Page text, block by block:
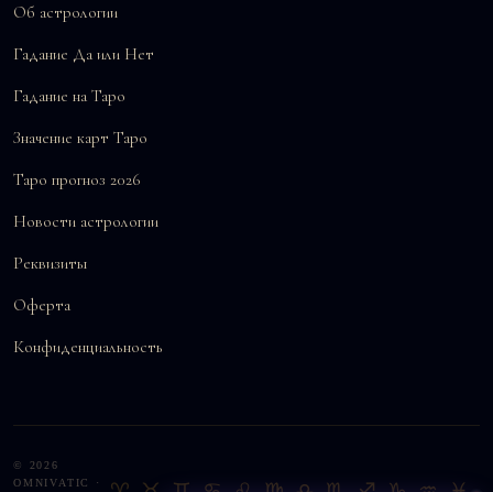
Об астрологии
Гадание Да или Нет
Гадание на Таро
Значение карт Таро
Таро прогноз 2026
Новости астрологии
Реквизиты
Оферта
Конфиденциальность
© 2026
OMNIVATIC ·